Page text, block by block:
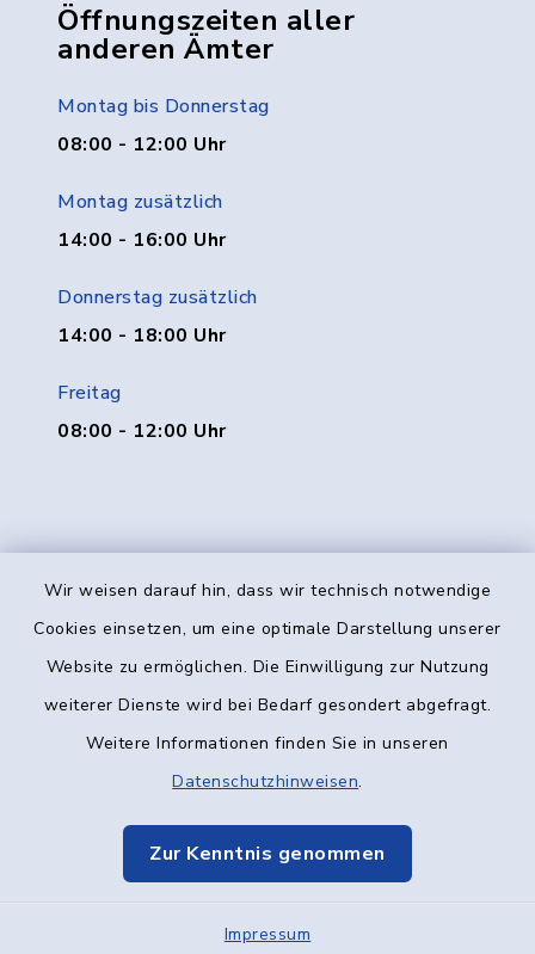
Wir weisen darauf hin, dass wir technisch notwendige
Cookies einsetzen, um eine optimale Darstellung unserer
Website zu ermöglichen. Die Einwilligung zur Nutzung
weiterer Dienste wird bei Bedarf gesondert abgefragt.
Weitere Informationen finden Sie in unseren
Datenschutzhinweisen.
Zur Kenntnis genommen
Impressum
Öffnungszeiten aller
anderen Ämter
Montag bis Donnerstag
08:00 - 12:00 Uhr
Montag zusätzlich
14:00 - 16:00 Uhr
Donnerstag zusätzlich
14:00 - 18:00 Uhr
Freitag
08:00 - 12:00 Uhr
Kontakt
Datenschutz
Elektronische Kommunikation
Sitemap